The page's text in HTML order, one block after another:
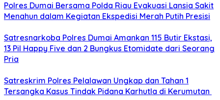
Polres Dumai Bersama Polda Riau Evakuasi Lansia Sakit
Menahun dalam Kegiatan Ekspedisi Merah Putih Presisi
Satresnarkoba Polres Dumai Amankan 115 Butir Ekstasi,
13 Pil Happy Five dan 2 Bungkus Etomidate dari Seorang
Pria
Satreskrim Polres Pelalawan Ungkap dan Tahan 1
Tersangka Kasus Tindak Pidana Karhutla di Kerumutan